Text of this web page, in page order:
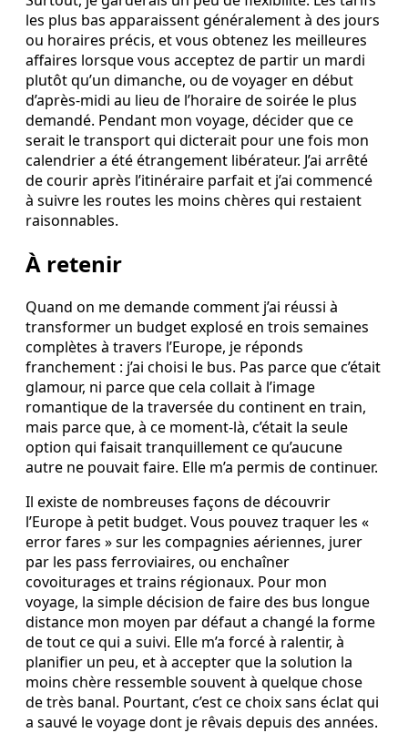
les plus bas apparaissent généralement à des jours
ou horaires précis, et vous obtenez les meilleures
affaires lorsque vous acceptez de partir un mardi
plutôt qu’un dimanche, ou de voyager en début
d’après‑midi au lieu de l’horaire de soirée le plus
demandé. Pendant mon voyage, décider que ce
serait le transport qui dicterait pour une fois mon
calendrier a été étrangement libérateur. J’ai arrêté
de courir après l’itinéraire parfait et j’ai commencé
à suivre les routes les moins chères qui restaient
raisonnables.
À retenir
Quand on me demande comment j’ai réussi à
transformer un budget explosé en trois semaines
complètes à travers l’Europe, je réponds
franchement : j’ai choisi le bus. Pas parce que c’était
glamour, ni parce que cela collait à l’image
romantique de la traversée du continent en train,
mais parce que, à ce moment‑là, c’était la seule
option qui faisait tranquillement ce qu’aucune
autre ne pouvait faire. Elle m’a permis de continuer.
Il existe de nombreuses façons de découvrir
l’Europe à petit budget. Vous pouvez traquer les «
error fares » sur les compagnies aériennes, jurer
par les pass ferroviaires, ou enchaîner
covoiturages et trains régionaux. Pour mon
voyage, la simple décision de faire des bus longue
distance mon moyen par défaut a changé la forme
de tout ce qui a suivi. Elle m’a forcé à ralentir, à
planifier un peu, et à accepter que la solution la
moins chère ressemble souvent à quelque chose
de très banal. Pourtant, c’est ce choix sans éclat qui
a sauvé le voyage dont je rêvais depuis des années.